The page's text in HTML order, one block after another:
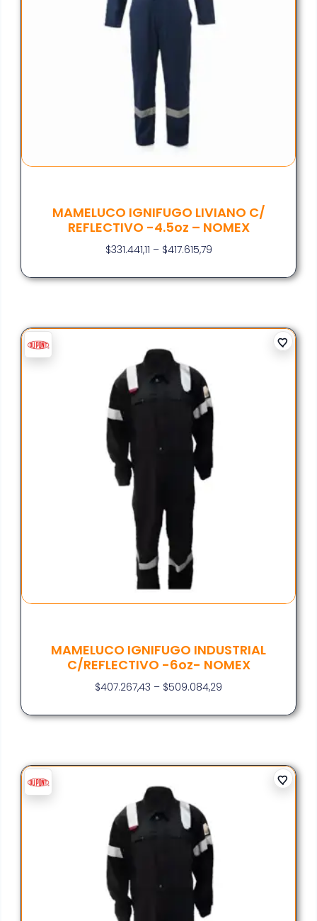
MAMELUCO IGNIFUGO LIVIANO C/
REFLECTIVO -4.5oz – NOMEX
$331.441,11 – $417.615,79
MAMELUCO IGNIFUGO INDUSTRIAL
C/REFLECTIVO -6oz- NOMEX
$407.267,43 – $509.084,29